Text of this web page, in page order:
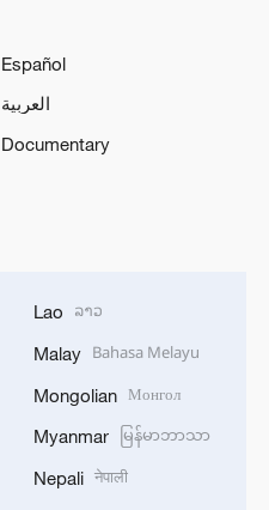
Español
العربية
Documentary
Lao ລາວ
Malay Bahasa Melayu
Mongolian Монгол
Myanmar မြန်မာဘာသာ
Nepali नेपाली